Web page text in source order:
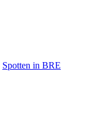
Spotten in BRE